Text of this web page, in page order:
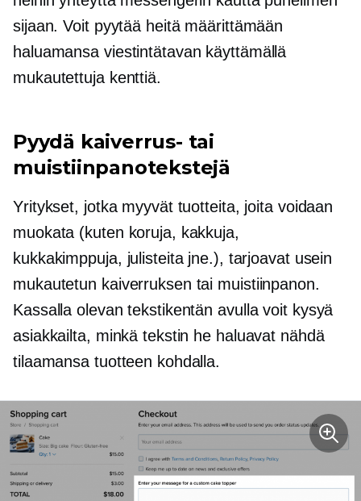
sijaan. Voit pyytää heitä määrittämään
haluamansa viestintätavan käyttämällä
mukautettuja kenttiä.
Pyydä kaiverrus- tai
muistiinpanotekstejä
Yritykset, jotka myyvät tuotteita, joita voidaan
muokata (kuten koruja, kakkuja,
kukkakimppuja, julisteita jne.), tarjoavat usein
mukautetun kaiverruksen tai muistiinpanon.
Kassalla olevan tekstikentän avulla voit kysyä
asiakkailta, minkä tekstin he haluavat nähdä
tilaamansa tuotteen kohdalla.